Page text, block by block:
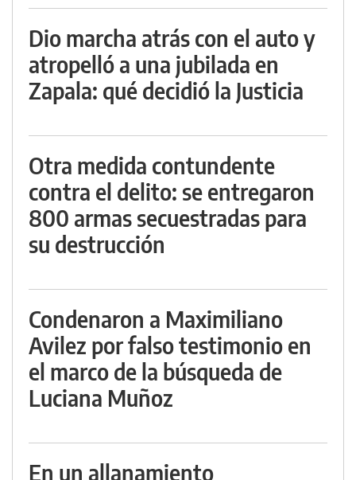
Dio marcha atrás con el auto y
atropelló a una jubilada en
Zapala: qué decidió la Justicia
Otra medida contundente
contra el delito: se entregaron
800 armas secuestradas para
su destrucción
Condenaron a Maximiliano
Avilez por falso testimonio en
el marco de la búsqueda de
Luciana Muñoz
En un allanamiento